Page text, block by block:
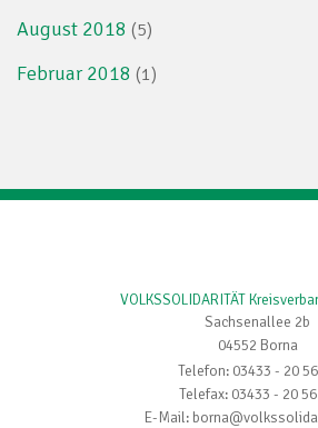
August 2018 (5)
Februar 2018 (1)
VOLKSSOLIDARITÄT
Sachsenallee 2b
04552 Borna
Telefon: 03433 - 20
Telefax: 03433 - 20
E-Mail: